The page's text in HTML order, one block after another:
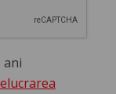
ani